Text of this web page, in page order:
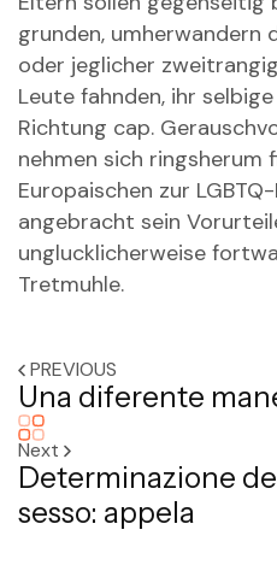
grunden, umherwandern
oder jeglicher
Leute fahnden, ihr
Richtung cap.
nehmen sich ringsherum
Europaischen zur
angebracht sein
unglucklicherweise
Tretmuhle.
PREVIOUS
Una diferente
Next
Determinazione
sesso: appela